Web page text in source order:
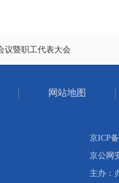
议暨职工代表大会
网站地图
京ICP
京公网
主办：